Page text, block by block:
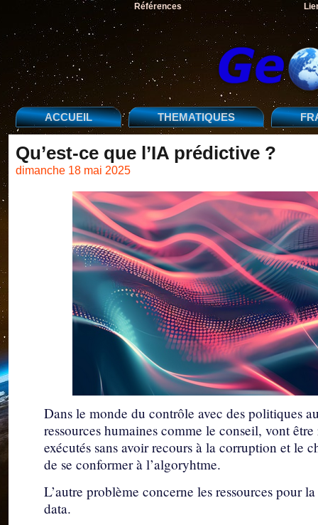
Références
ACCUEIL THEMATIQUES
Qu’est-ce que l’IA prédictive ?
dimanche 18 mai 2025
Dans le monde du contrôle avec des politiques
ressources humaines comme le conseil, vont
exécutés sans avoir recours à la corruption et le
de se conformer à l’algoryhtme.
L’autre problème concerne les ressources pour
data.